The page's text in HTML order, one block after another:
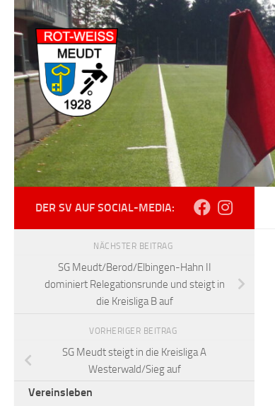
Zum Inhalt springen
DER SV AUF SOCIAL-MEDIA:
NÄCHSTER BEITRAG
SG Meudt/Berod/Elbingen-Hahn II
dominiert Relegationsrunde und steigt in
die Kreisliga B auf
VORHERIGER BEITRAG
SG Meudt steigt in die Kreisliga A
Westerwald/Sieg auf
Vereinsleben